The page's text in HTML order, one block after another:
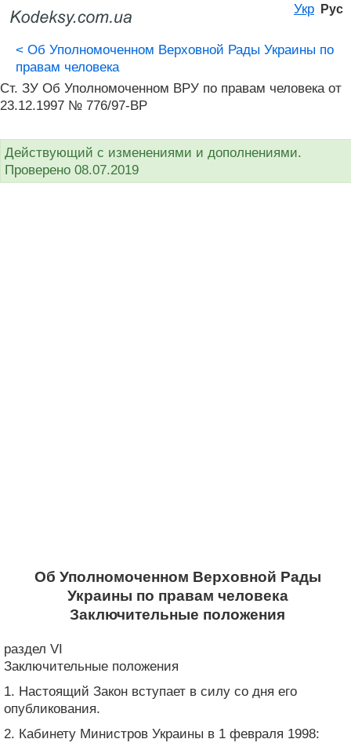
Укр Рус
< Об Уполномоченном Верховной Рады Украины по
правам человека
Ст. ЗУ Об Уполномоченном ВРУ по правам человека от
23.12.1997 № 776/97-ВР
Действующий с изменениями и дополнениями.
Проверено 08.07.2019
Об Уполномоченном Верховной Рады
Украины по правам человека
Заключительные положения
раздел VI
Заключительные положения
1. Настоящий Закон вступает в силу со дня его
опубликования.
2. Кабинету Министров Украины в 1 февраля 1998: